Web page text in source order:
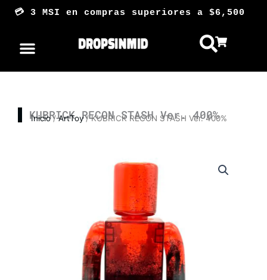
💳 3 MSI en compras superiores a
KUBRICK RECON STASH Ver. 400%
Inicio/ArtToy/ KUBRICK RECON STASH Ver. 400%